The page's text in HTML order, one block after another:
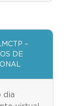
–
DE
dia